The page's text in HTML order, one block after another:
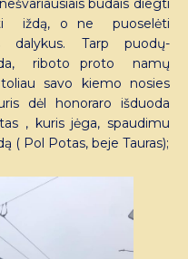
būdais diegti
iždą, o ne puoselėti
Tarp puodų-
riboto proto namų
savo kiemo nosies
dėl honoraro išduoda
, kuris jėga, spaudimu
( Pol Potas, beje Tauras);